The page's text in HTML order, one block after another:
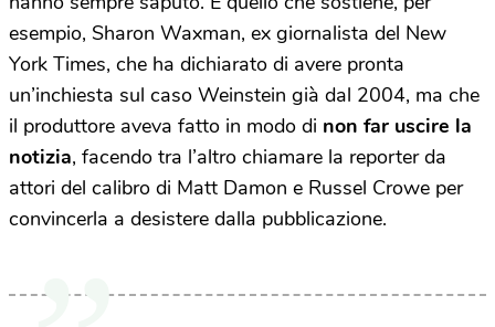
esempio, Sharon Waxman, ex giornalista del New
York Times, che ha dichiarato di avere pronta
un’inchiesta sul caso Weinstein già dal 2004, ma che
il produttore aveva fatto in modo di non far uscire la
notizia, facendo tra l’altro chiamare la reporter da
attori del calibro di Matt Damon e Russel Crowe per
convincerla a desistere dalla pubblicazione.